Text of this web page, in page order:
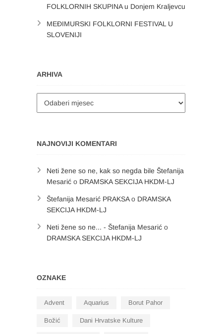
FOLKLORNIH SKUPINA u Donjem Kraljevcu
MEĐIMURSKI FOLKLORNI FESTIVAL U
SLOVENIJI
ARHIVA
NAJNOVIJI KOMENTARI
Neti žene so ne, kak so negda bile Štefanija
Mesarić o DRAMSKA SEKCIJA HKDM-LJ
Štefanija Mesarić PRAKSAo DRAMSKA
SEKCIJA HKDM-LJ
Neti žene so ne... - Štefanija Mesarić o
DRAMSKA SEKCIJA HKDM-LJ
OZNAKE
Advent Aquarius Borut Pahor
Božić Dani Hrvatske Kulture